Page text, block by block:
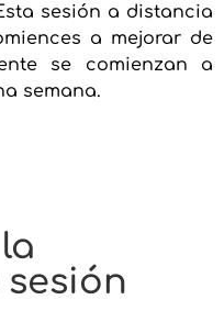
sesión a distancia
a mejorar de
se comienzan a
semana.